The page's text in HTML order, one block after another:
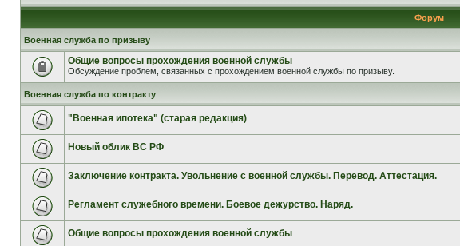
Форум
Военная служба по призыву
Общие вопросы прохождения военной службы
Обсуждение проблем, связанных с прохождением военной службы по призыву.
Военная служба по контракту
"Военная ипотека" (старая редакция)
Новый облик ВС РФ
Заключение контракта. Увольнение с военной службы. Перевод. Аттестация.
Регламент служебного времени. Боевое дежурство. Наряд.
Общие вопросы прохождения военной службы